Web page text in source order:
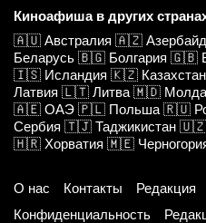
Киноафиша в других
🇦🇺 Австралия 🇦🇿
Беларусь 🇧🇬 Болгария 🇬🇧
🇮🇸 Исландия 🇰🇿 Казахстан
Латвия 🇱🇹 Литва 🇲🇩
🇦🇪 ОАЭ 🇵🇱 Польша 🇷🇺
Сербия 🇹🇯 Таджикистан 🇺🇿
🇭🇷 Хорватия 🇲🇪
О нас Контакты Редакция
Конфиденциальность